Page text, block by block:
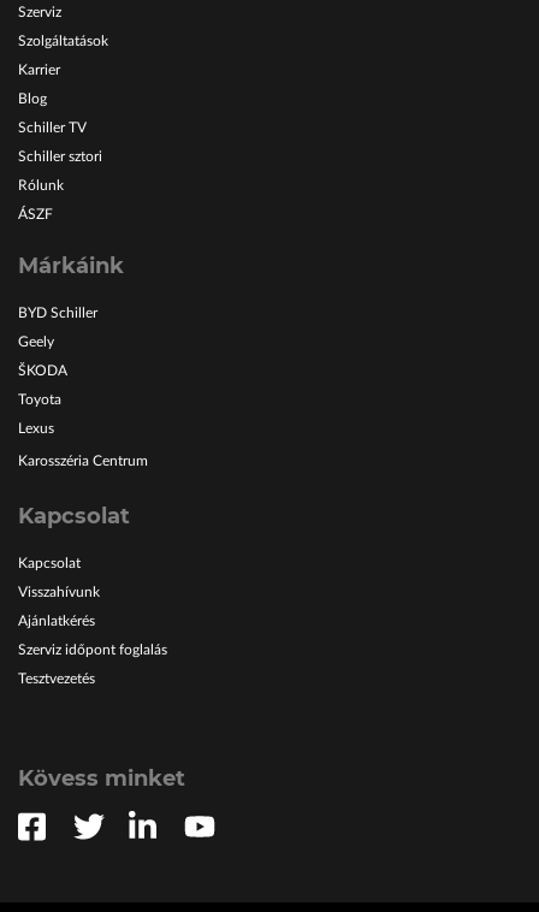
Szerviz
Szolgáltatások
Karrier
Blog
Schiller TV
Schiller sztori
Rólunk
ÁSZF
Márkáink
BYD Schiller
Geely
ŠKODA
Toyota
Lexus
Karosszéria Centrum
Kapcsolat
Kapcsolat
Visszahívunk
Ajánlatkérés
Szerviz időpont foglalás
Tesztvezetés
Kövess minket